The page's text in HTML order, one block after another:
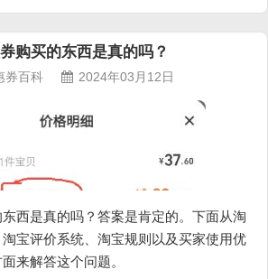
购买的东西是真的吗？
券百科 2024年03月12日
西是真的吗？答案是肯定的。下面从淘
宝评价系统、淘宝规则以及买家使用优
来解答这个问题。